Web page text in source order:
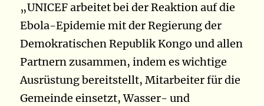
„UNICEF arbeitet bei der Reaktion auf die
Ebola-Epidemie mit der Regierung der
Demokratischen Republik Kongo und allen
Partnern zusammen, indem es wichtige
Ausrüstung bereitstellt, Mitarbeiter für die
Gemeinde einsetzt, Wasser- und